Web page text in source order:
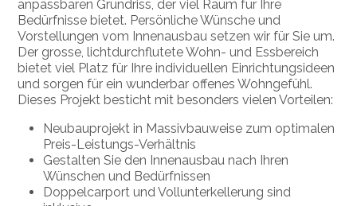
anpassbaren Grundriss, der viel Raum für Ihre
Bedürfnisse bietet. Persönliche Wünsche und
Vorstellungen vom Innenausbau setzen wir für Sie um.
Der grosse, lichtdurchflutete Wohn- und Essbereich
bietet viel Platz für Ihre individuellen Einrichtungsideen
und sorgen für ein wunderbar offenes Wohngefühl.
Dieses Projekt besticht mit besonders vielen Vorteilen:
Neubauprojekt in Massivbauweise zum optimalen
Preis-Leistungs-Verhältnis
Gestalten Sie den Innenausbau nach Ihren
Wünschen und Bedürfnissen
Doppelcarport und Vollunterkellerung sind